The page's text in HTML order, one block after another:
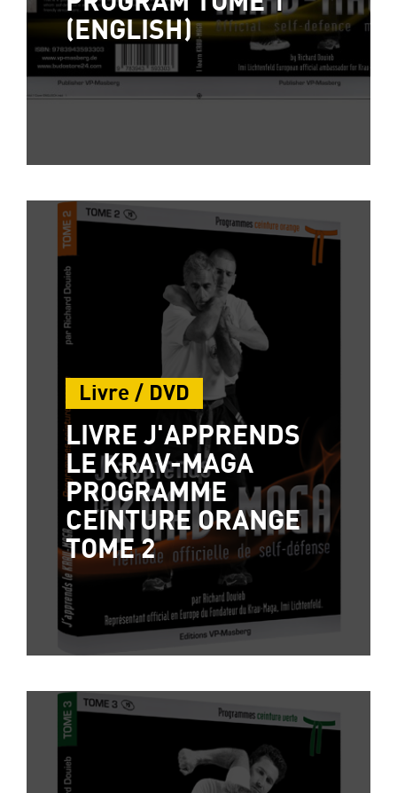
(ENGLISH)
Livre / DVD
LIVRE J'APPRENDS
LE KRAV-MAGA
PROGRAMME
CEINTURE ORANGE
TOME 2